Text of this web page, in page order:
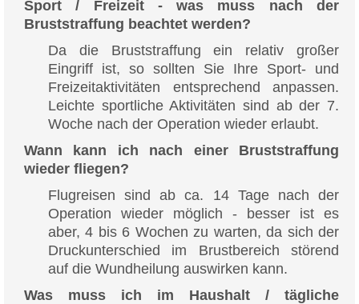
Sport / Freizeit - was muss nach der
Bruststraffung beachtet werden?
Da die Bruststraffung ein relativ großer
Eingriff ist, so sollten Sie Ihre Sport- und
Freizeitaktivitäten entsprechend anpassen.
Leichte sportliche Aktivitäten sind ab der 7.
Woche nach der Operation wieder erlaubt.
Wann kann ich nach einer Bruststraffung
wieder fliegen?
Flugreisen sind ab ca. 14 Tage nach der
Operation wieder möglich - besser ist es
aber, 4 bis 6 Wochen zu warten, da sich der
Druckunterschied im Brustbereich störend
auf die Wundheilung auswirken kann.
Was muss ich im Haushalt / tägliche